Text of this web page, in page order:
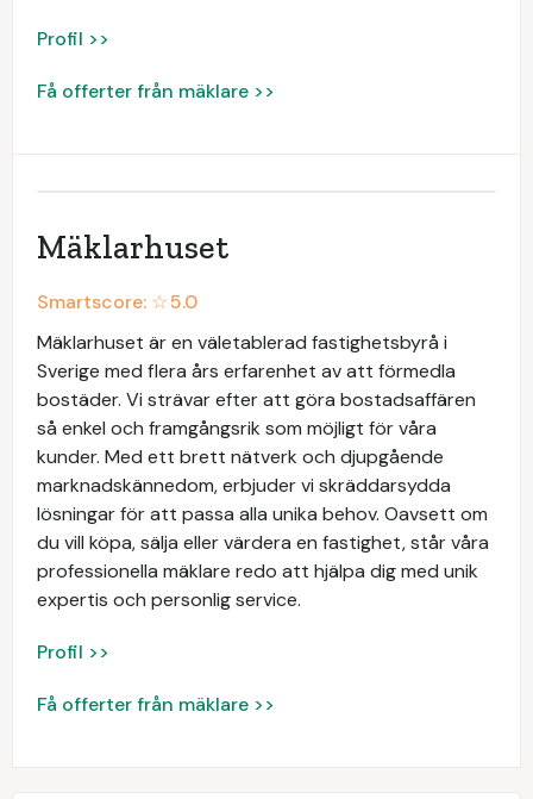
Profil >>
Få offerter från mäklare >>
Mäklarhuset
Smartscore: ☆5.0
Mäklarhuset är en väletablerad fastighetsbyrå i
Sverige med flera års erfarenhet av att förmedla
bostäder. Vi strävar efter att göra bostadsaffären
så enkel och framgångsrik som möjligt för våra
kunder. Med ett brett nätverk och djupgående
marknadskännedom, erbjuder vi skräddarsydda
lösningar för att passa alla unika behov. Oavsett om
du vill köpa, sälja eller värdera en fastighet, står våra
professionella mäklare redo att hjälpa dig med unik
expertis och personlig service.
Profil >>
Få offerter från mäklare >>